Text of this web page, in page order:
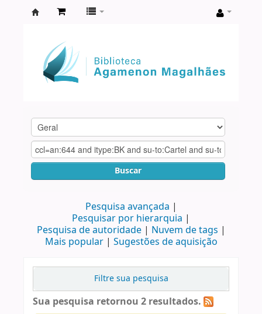
Agamenon
Magalhães
Buscar
Pesquisa avançada
Pesquisar por hierarquia
Pesquisa de autoridade
Nuvem de tags
Mais popular
Sugestões de aquisição
Filtre sua pesquisa
Sua pesquisa retornou 2 resultados.